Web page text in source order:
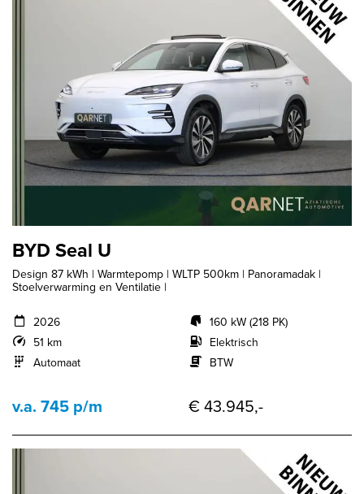
BYD Seal U
Design 87 kWh | Warmtepomp | WLTP 500km | Panoramadak |
Stoelverwarming en Ventilatie |
2026
51 km
Automaat
160 kW (218 PK)
Elektrisch
BTW
v.a. 745 p/m € 43.945,-